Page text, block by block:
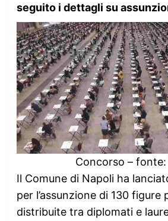
seguito i dettagli su
Concorso – fonte:
Il Comune di Napoli ha
per l’assunzione di 130 figure
distribuite tra diplomati e